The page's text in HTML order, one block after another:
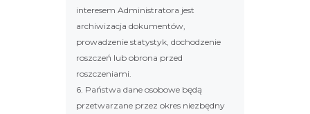
interesem Administratora jest
archiwizacja dokumentów,
prowadzenie statystyk, dochodzenie
roszczeń lub obrona przed
roszczeniami.
6. Państwa dane osobowe będą
przetwarzane przez okres niezbędny